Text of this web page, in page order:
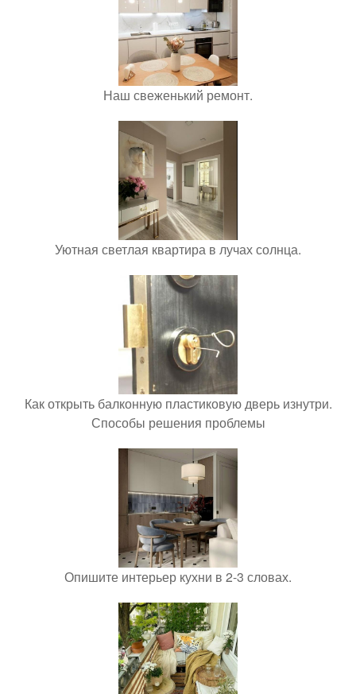
Наш свеженький ремонт.
Уютная светлая квартира в лучах солнца.
Как открыть балконную пластиковую дверь изнутри.
Способы решения проблемы
Опишите интерьер кухни в 2-3 словах.